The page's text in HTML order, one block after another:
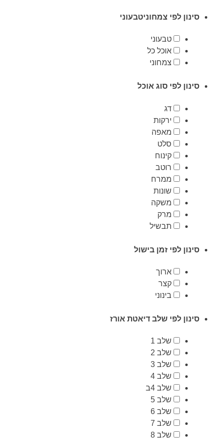
סינון לפי צמחוניטבעוני
טבעוני
אוכל כל
צמחוני
סינון לפי סוג אוכל
דג
ירקות
מאפה
סלט
קינוח
רוטב
ממרח
שונות
משקה
מרק
תבשיל
סינון לפי זמן בישול
ארוך
קצר
בינוני
סינון לפי שלב דיאטת אורז
שלב 1
שלב 2
שלב 3
שלב 4
שלב 4ב
שלב 5
שלב 6
שלב 7
שלב 8